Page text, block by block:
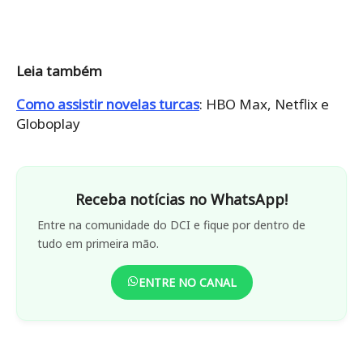
Leia também
Como assistir novelas turcas: HBO Max, Netflix e
Globoplay
Receba notícias no WhatsApp!
Entre na comunidade do DCI e fique por dentro de
tudo em primeira mão.
ENTRE NO CANAL